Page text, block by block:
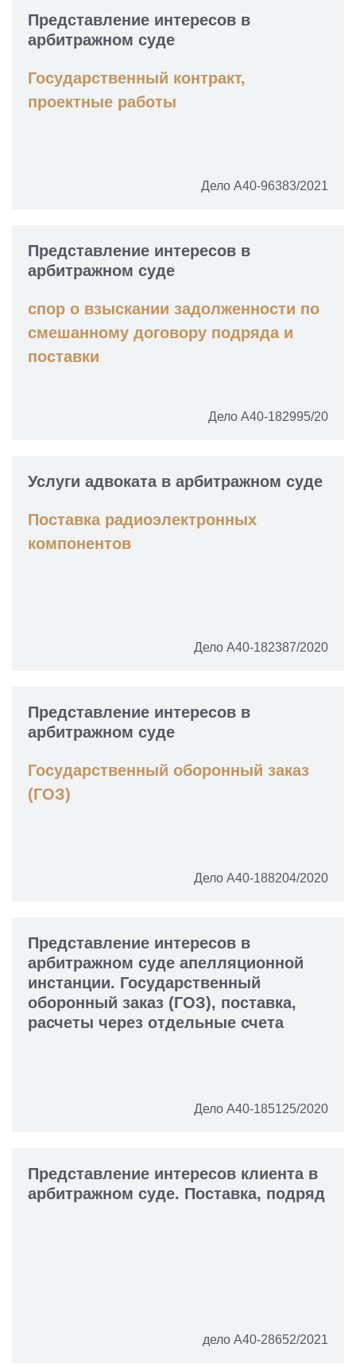
Представление интересов в
арбитражном суде
Государственный контракт,
проектные работы
Дело А40-96383/2021
Представление интересов в
арбитражном суде
спор о взыскании задолженности по
смешанному договору подряда и
поставки
Дело А40-182995/20
Услуги адвоката в арбитражном суде
Поставка радиоэлектронных
компонентов
Дело А40-182387/2020
Представление интересов в
арбитражном суде
Государственный оборонный заказ
(ГОЗ)
Дело А40-188204/2020
Представление интересов в
арбитражном суде апелляционной
инстанции. Государственный
оборонный заказ (ГОЗ), поставка,
расчеты через отдельные счета
Дело А40-185125/2020
Представление интересов клиента в
арбитражном суде. Поставка, подряд
дело А40-28652/2021